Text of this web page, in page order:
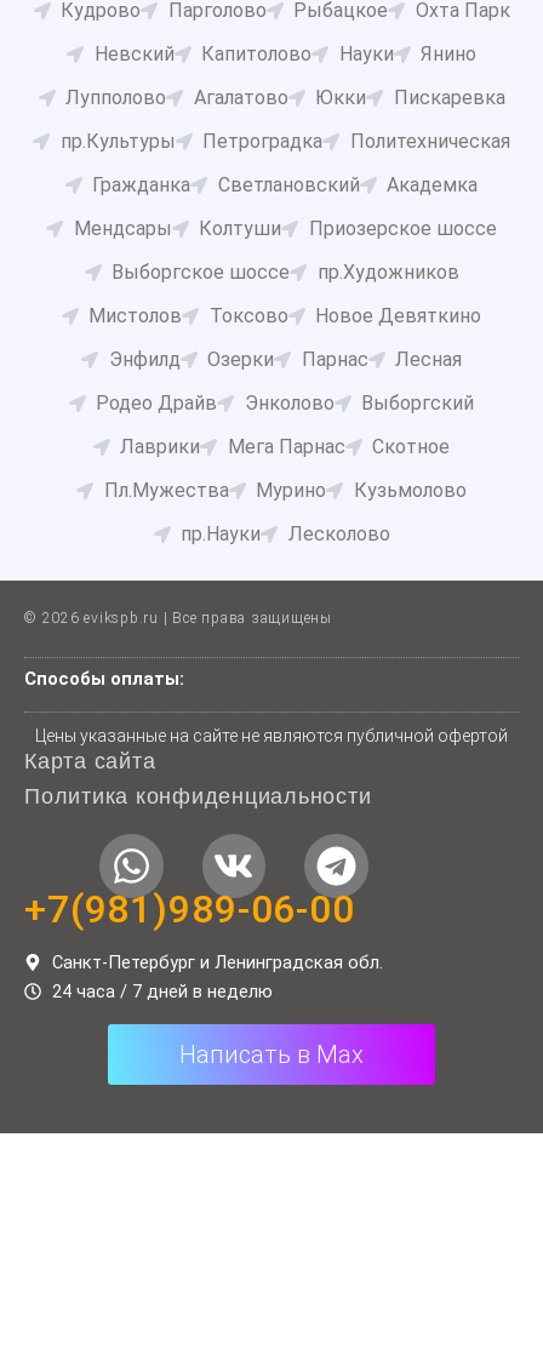
Кудрово
Парголово Рыбацкое
Охта Парк
Невский
Капитолово Науки
Янино
Лупполово
Агалатово Юкки
Пискаревка
пр.Культуры
Петроградка
Политехническая
Гражданка
Светлановский
Академка
Мендсары
Колтуши
Приозерское шоссе
Выборгское шоссе
пр.Художников
Мистолов
Токсово
Новое Девяткино
Энфилд
Озерки Парнас
Лесная
Родео Драйв
Энколово
Выборгский
Лаврики
Мега Парнас
Скотное
Пл.Мужества
Мурино
Кузьмолово
пр.Науки
Лесколово
© 2026 evikspb.ru | Все права защищены
Способы оплаты:
Цены указанные на сайте не являются публичной офертой
Карта сайта
Политика конфиденциальности
W
h
a
t
s
p
p
V
k
T
e
l
e
g
r
a
m
+7(981)989-06-00
Санкт-Петербург и Ленинградская обл.
24 часа / 7 дней в неделю
Написать в Max